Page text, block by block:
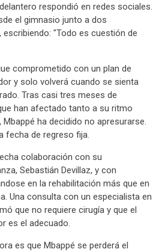
respondió en redes sociales.
el gimnasio junto a dos
"Todo es cuestión de
comprometido con un plan de
y solo volverá cuando se sienta
Tras casi tres meses de
han afectado tanto a su ritmo
ha decidido no apresurarse.
fecha de regreso fija.
colaboración con su
Sebastián Devillaz, y con
en la rehabilitación más que en
Una consulta con un especialista en
que no requiere cirugía y que el
es el adecuado.
es que Mbappé se perderá el